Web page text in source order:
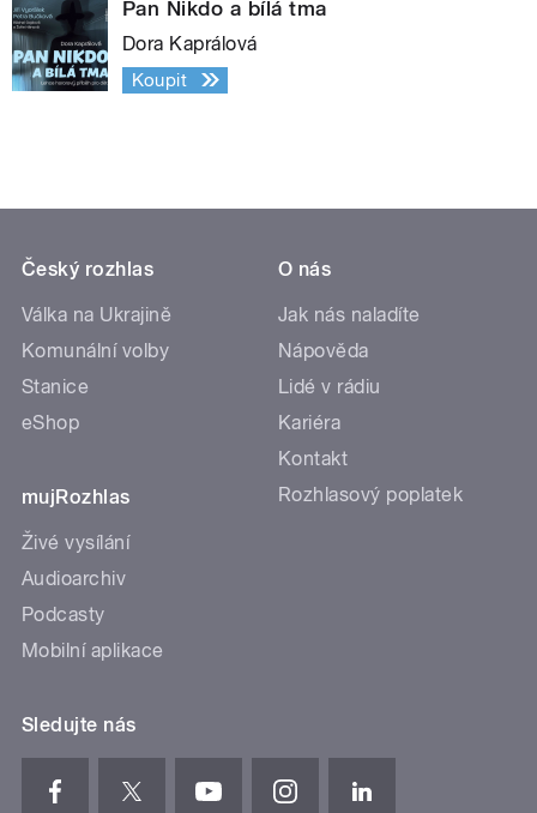
Pan Nikdo a bílá tma
Dora Kaprálová
Koupit
Český rozhlas
Válka na Ukrajině
Komunální volby
Stanice
eShop
mujRozhlas
Živé vysílání
Audioarchiv
Podcasty
Mobilní aplikace
O nás
Jak nás naladíte
Nápověda
Lidé v rádiu
Kariéra
Kontakt
Rozhlasový poplatek
Sledujte nás